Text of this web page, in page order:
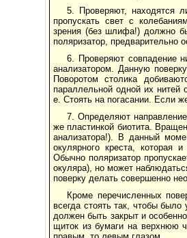
5. Проверяют, находятся
пропускать свет с
зрения (без шлифа!) должно
поляризатор, предварительно
6. Проверяют совпадение
анализатором. Данную
Поворотом столика
параллельной одной их нитей
е. Стоять на погасании. Если
7. Определяют
же пластинкой биотита.
анализатора!). В данный
окулярного креста, которая
Обычно поляризатор
окуляра), но может
поверку делать совершенно
Кроме перечисленных
всегда стоять так, чтобы
должен быть закрыт и
щиток из бумаги на верхнюю